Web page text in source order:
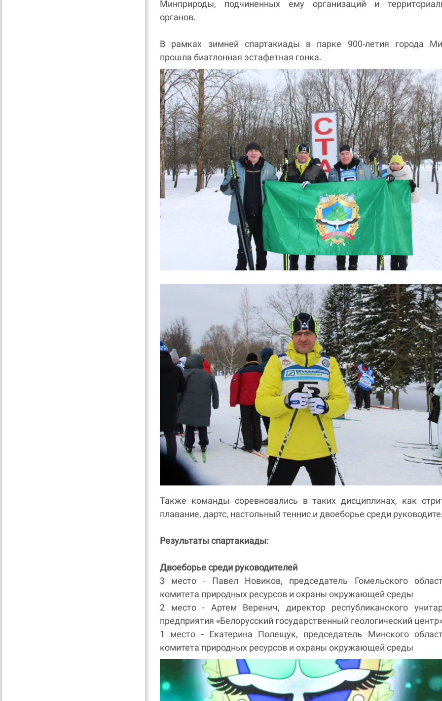
Минприроды, подчиненных ему организаций и
органов.
В рамках зимней спартакиады в парке 900-летия города
прошла биатлонная эстафетная гонка.
Также команды соревновались в таких дисциплинах, как
плавание, дартс, настольный теннис и двоеборье среди
Результаты спартакиады:
Двоеборье среди руководителей
3 место - Павел Новиков, председатель Гомельского
комитета природных ресурсов и охраны окружающей среды
2 место - Артем Веренич, директор республиканского
предприятия «Белорусский государственный геологический
1 место - Екатерина Полещук, председатель Минского
комитета природных ресурсов и охраны окружающей среды